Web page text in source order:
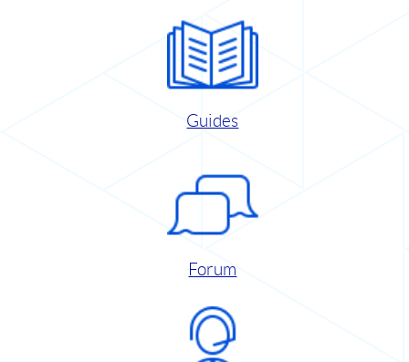
Guides
Forum